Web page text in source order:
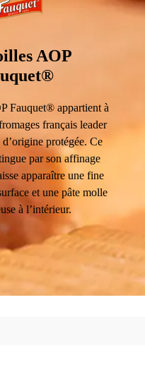
AOP
Fauquet® appartient à
français leader
protégée. Ce
par son affinage
apparaître une fine
et une pâte molle
à l’intérieur.